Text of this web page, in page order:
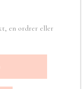
en ordrer eller